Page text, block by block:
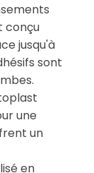
conçu
jusqu'à
sont
une
un
en